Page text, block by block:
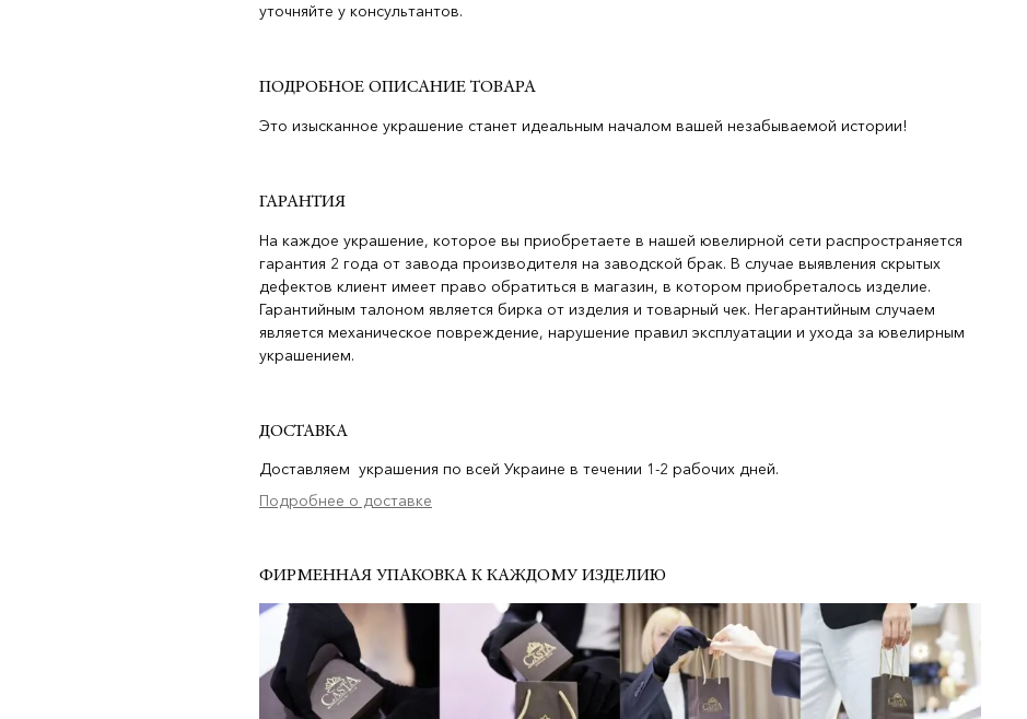
уточняйте у консультантов.
ПОДРОБНОЕ ОПИСАНИЕ ТОВАРА
Это изысканное украшение станет идеальным началом вашей незабываемой истории!
ГАРАНТИЯ
На каждое украшение, которое вы приобретаете в нашей ювелирной сети распространяется
гарантия 2 года от завода производителя на заводской брак. В случае выявления скрытых
дефектов клиент имеет право обратиться в магазин, в котором приобреталось изделие.
Гарантийным талоном является бирка от изделия и товарный чек. Негарантийным случаем
является механическое повреждение, нарушение правил эксплуатации и ухода за ювелирным
украшением.
ДОСТАВКА
Доставляем украшения по всей Украине в течении 1-2 рабочих дней.
Подробнее о доставке
ФИРМЕННАЯ УПАКОВКА К КАЖДОМУ ИЗДЕЛИЮ